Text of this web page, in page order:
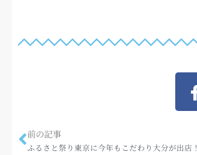
前の記事
ふるさと祭り東京に今年もこだわり大分が出店！